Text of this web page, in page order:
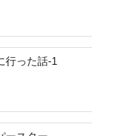
行った話-1